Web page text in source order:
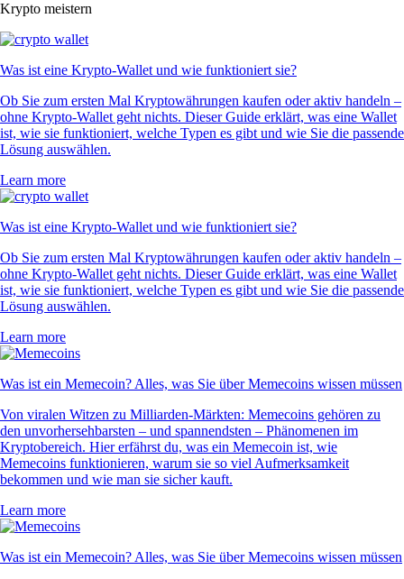
Krypto meistern
Was ist eine Krypto-Wallet und wie funktioniert sie?
Ob Sie zum ersten Mal Kryptowährungen kaufen oder aktiv handeln –
ohne Krypto-Wallet geht nichts. Dieser Guide erklärt, was eine Wallet
ist, wie sie funktioniert, welche Typen es gibt und wie Sie die passende
Lösung auswählen.
Learn more
Was ist eine Krypto-Wallet und wie funktioniert sie?
Ob Sie zum ersten Mal Kryptowährungen kaufen oder aktiv handeln –
ohne Krypto-Wallet geht nichts. Dieser Guide erklärt, was eine Wallet
ist, wie sie funktioniert, welche Typen es gibt und wie Sie die passende
Lösung auswählen.
Learn more
Was ist ein Memecoin? Alles, was Sie über Memecoins wissen müssen
Von viralen Witzen zu Milliarden-Märkten: Memecoins gehören zu
den unvorhersehbarsten – und spannendsten – Phänomenen im
Kryptobereich. Hier erfährst du, was ein Memecoin ist, wie
Memecoins funktionieren, warum sie so viel Aufmerksamkeit
bekommen und wie man sie sicher kauft.
Learn more
Was ist ein Memecoin? Alles, was Sie über Memecoins wissen müssen